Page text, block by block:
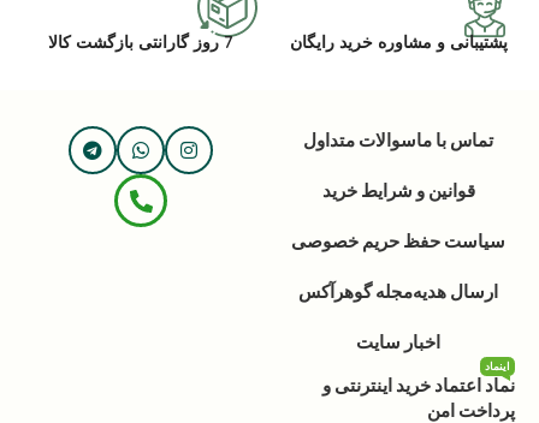
پشتیبانی و مشاوره خرید رایگان 7 روز گارانتی بازگشت کالا
تماس با ماسوالات متداول
قوانین و شرایط خرید
سیاست حفظ حریم خصوصی
ارسال هدیهمجله گوهرآکس
اخبار سایت
نماد اعتماد خرید اینترنتی و
پرداخت امن
اینماد